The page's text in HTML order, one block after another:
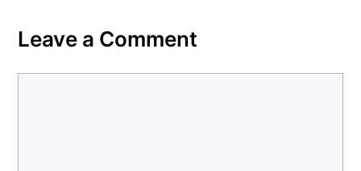
Leave a Comment